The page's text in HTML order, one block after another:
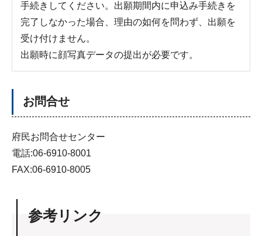
手続きしてください。出願期間内に申込み手続きを
完了しなかった場合、理由の如何を問わず、出願を
受け付けません。
出願時に顔写真データの提出が必要です。
お問合せ
府民お問合せセンター
電話:06-6910-8001
FAX:06-6910-8005
参考リンク